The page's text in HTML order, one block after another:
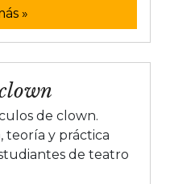
»
de clown.
teoría y práctica
de teatro